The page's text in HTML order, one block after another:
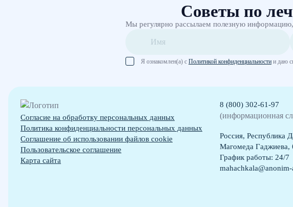
Советы по
Мы регулярно рассылаем полезную информацию,
Я ознакомлен(а) с Политикой конфиденциальности и даю
Согласие на обработку персональных данных
Политика конфиденциальности персональных данных
Cоглашение об использовании файлов cookie
Пользовательское соглашение
Карта сайта
8 (800) 302-61-97
(информационная
Россия, Республика
Магомеда Гаджиева,
График работы: 24/7